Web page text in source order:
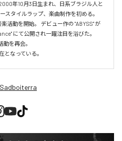
年10月3日生まれ、日系ブラジル人と
スタイルラップ、楽曲制作を初める。
活動を開始。 デビュー作の "ABYSS" が
にて公開され一躍注目を浴びた。
を再会。
となっている。
Sadboiterra